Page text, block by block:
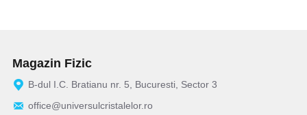
Magazin Fizic
B-dul I.C. Bratianu nr. 5, Bucuresti, Sector 3
office@universulcristalelor.ro